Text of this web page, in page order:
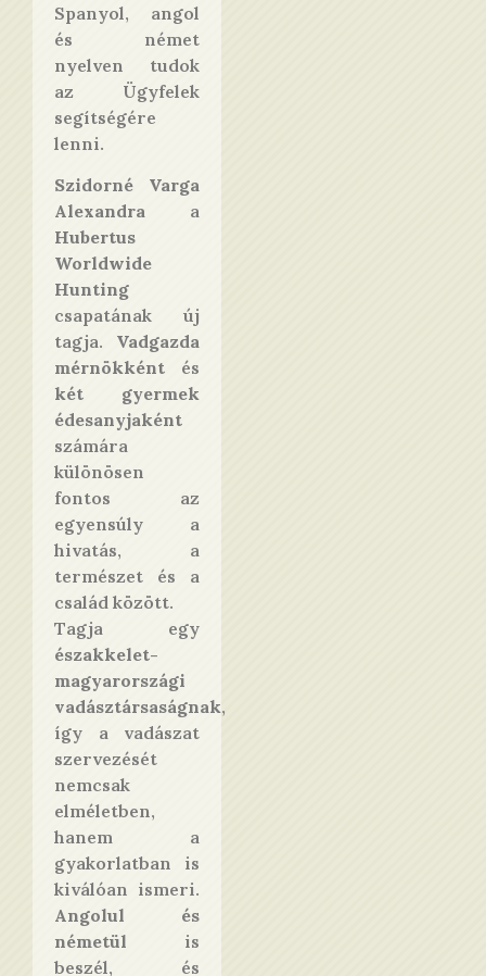
Spanyol, angol
és német
nyelven tudok
az Ügyfelek
segítségére
lenni.
Szidorné Varga
Alexandra a
Hubertus
Worldwide
Hunting
csapatának új
tagja. Vadgazda
mérnökként és
két gyermek
édesanyjaként
számára
különösen
fontos az
egyensúly a
hivatás, a
természet és a
család között.
Tagja egy
északkelet-
magyarországi
vadásztársaságnak,
így a vadászat
szervezését
nemcsak
elméletben,
hanem a
gyakorlatban is
kiválóan ismeri.
Angolul és
németül is
beszél, és